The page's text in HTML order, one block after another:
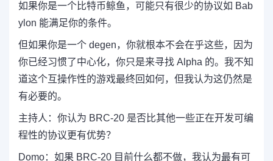
如果你是一个比特币鲸鱼，可能只有很少的协议如 Bab
ylon 能满足你的条件。
但如果你是一个 degen，你就根本不会在乎这些，因为
你已经习惯了中心化，你只是来寻找 Alpha 的。我不知
道这个互操作性的游戏最终回如何，但我认为这仍然是
有必要的。
主持人： 你认为 BRC-20 是否比其他一些正在开发可编
程性的协议更有优势？
Domo： 如果 BRC-20 目前什么都不做，我认为最有可